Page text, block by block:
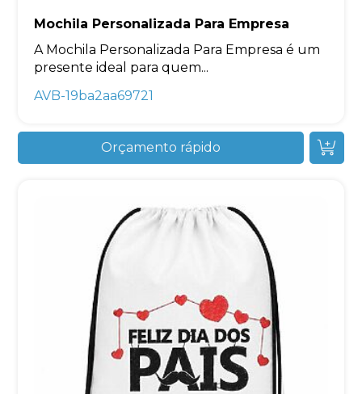
Mochila Personalizada Para Empresa
A Mochila Personalizada Para Empresa é um
presente ideal para quem...
AVB-19ba2aa69721
Orçamento rápido